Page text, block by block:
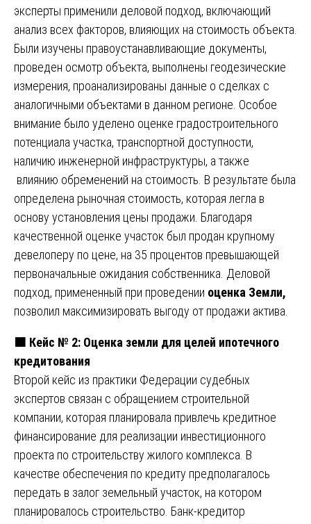
эксперты применили деловой подход, включающий
анализ всех факторов, влияющих на стоимость объекта.
Были изучены правоустанавливающие документы,
проведен осмотр объекта, выполнены геодезические
измерения, проанализированы данные о сделках с
аналогичными объектами в данном регионе. Особое
внимание было уделено оценке градостроительного
потенциала участка, транспортной доступности,
наличию инженерной инфраструктуры, а также
влиянию обременений на стоимость. В результате была
определена рыночная стоимость, которая легла в
основу установления цены продажи. Благодаря
качественной оценке участок был продан крупному
девелоперу по цене, на 35 процентов превышающей
первоначальные ожидания собственника. Деловой
подход, примененный при проведении оценка Земли,
позволил максимизировать выгоду от продажи актива.
🟧 Кейс № 2: Оценка земли для целей ипотечного
кредитования
Второй кейс из практики Федерации судебных
экспертов связан с обращением строительной
компании, которая планировала привлечь кредитное
финансирование для реализации инвестиционного
проекта по строительству жилого комплекса. В
качестве обеспечения по кредиту предполагалось
передать в залог земельный участок, на котором
планировалось строительство. Банк-кредитор